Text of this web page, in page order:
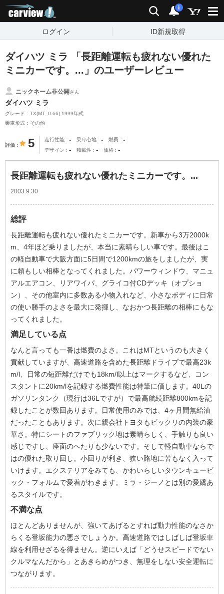
検索 通知
i
ログイン ID新規取得
ダイハツ ミラ 「長距離運転も疲れない優れた
ミニカーです。...」のユーザーレビュー
ニックネーム非公開さん
ダイハツ ミラ
グレード：TX(MT_0.66) 1999年式
乗車形式：その他
評価 5 走行性能 - 乗り心地 - 燃費 -
デザイン - 積載性 - 価格 -
長距離運転も疲れない優れたミニカーです。...
2003.9.30
総評
長距離運転も疲れない優れたミニカーです。新車から3万2000k
m、4年ほど乗りましたが、本当に素晴らしい車です。最後はこ
の軽自動車で大阪方面に5日間で1200kmの旅をしましたが、実
に頼もしい相棒となってくれました。パワーウィンドウ、マニュ
アルエアコン、リアワイパ、グライコ付CDデッキ（オプショ
ン）、その他室内に多数ある小物入れなど、小さなボディに日常
の使い勝手のよさを最大に発揮し、なおかつ長距離の相棒にもな
ってくれました。
満足している点
なんと言っても一番は燃費のよさ。これはMTというのも大きく
貢献していますが、高速道路を含めた長距離ドライブで最高23k
m/l、日常の短距離だけでも18km/l以上はマークするなど、コン
スタントに20km/lを記録する燃費性能は特筆に価します。40Lの
ガソリンタンク（現行は36Lですが）で最高航続距離800kmを記
録したことが数回あります。日常使用のみでは、4ヶ月間無給油
だったこともあります。次に親会社トヨタもビックリの内装の豪
華さ。特にシートのファブリック地は素晴らしく、手触りも良い
感じですし、座面のへたりも少ないです。そして軽自動車ならで
はの優れた取り回し。小回りが利き、狭い路地に苦もなく入って
いけます。エクステリアをみても、かわいらしいタウンキュービ
ック・フォルムで愛着がわきます。ミラ・ジーノとは別の愛嬌あ
るスタイルです。
不満な点
ほとんどありませんが、強いてあげるとすれば動力性能のなさか
らくる登坂能力の悪さでしょうか。高速道路ではしばしば登坂車
線を利用せざるを得ません。逆にいえば「どうせスピードでない
クルマなんだから」とあきらめがつき、無理をしない安全運転に
つながります。